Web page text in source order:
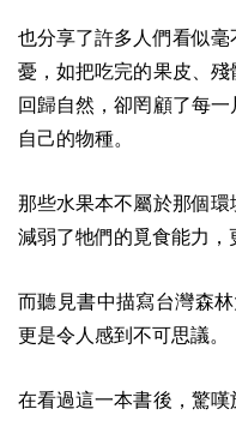
也分享了許多人們看似
憂，如把吃完的果皮、
回歸自然，卻罔顧了每
自己的物種。
那些水果本不屬於那個環
減弱了牠們的覓食能力，
而聽見書中描寫台灣森
更是令人感到不可思議。
在看過這一本書後，驚